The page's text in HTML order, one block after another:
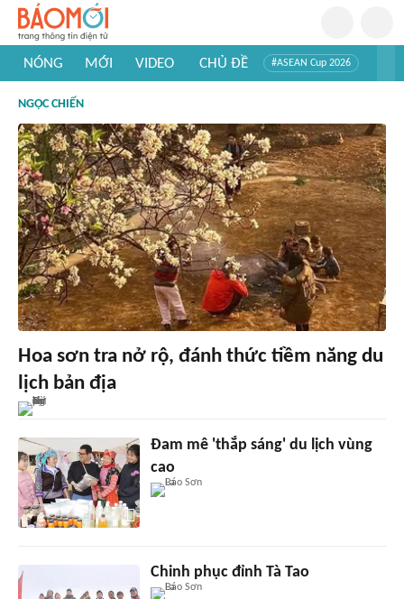
NÓNG MỚI VIDEO CHỦ ĐỀ #ASEAN Cup 2026
#Khám phá thế giới
NGỌC CHIẾN
Hoa sơn tra nở rộ, đánh thức tiềm năng du
lịch bản địa
Đam mê 'thắp sáng' du lịch vùng
cao
Chinh phục đỉnh Tà Tao